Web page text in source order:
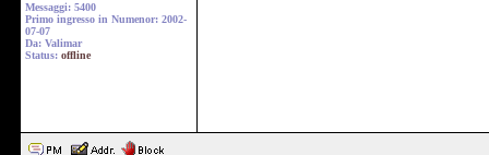
Messaggi: 5400
Primo ingresso in Numenor: 2002-
07-07
Da: Valimar
Status: offline